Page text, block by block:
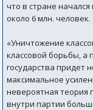
что в стране
около 6 млн. человек.
«Уничтожение
классовой борьбы, а
государства придет
максимальное
невероятная теория
внутри партии